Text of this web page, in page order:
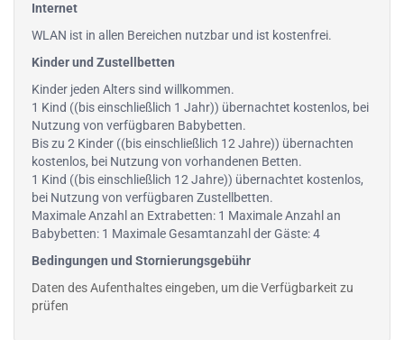
Internet
WLAN ist in allen Bereichen nutzbar und ist kostenfrei.
Kinder und Zustellbetten
Kinder jeden Alters sind willkommen.
1 Kind ((bis einschließlich 1 Jahr)) übernachtet kostenlos, bei
Nutzung von verfügbaren Babybetten.
Bis zu 2 Kinder ((bis einschließlich 12 Jahre)) übernachten
kostenlos, bei Nutzung von vorhandenen Betten.
1 Kind ((bis einschließlich 12 Jahre)) übernachtet kostenlos,
bei Nutzung von verfügbaren Zustellbetten.
Maximale Anzahl an Extrabetten: 1 Maximale Anzahl an
Babybetten: 1 Maximale Gesamtanzahl der Gäste: 4
Bedingungen und Stornierungsgebühr
Daten des Aufenthaltes eingeben, um die Verfügbarkeit zu
prüfen